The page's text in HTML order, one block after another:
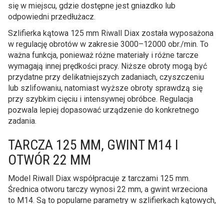
się w miejscu, gdzie dostępne jest gniazdko lub
odpowiedni przedłużacz.
Szlifierka kątowa 125 mm Riwall Diax została wyposażona
w regulację obrotów w zakresie 3000–12000 obr./min. To
ważna funkcja, ponieważ różne materiały i różne tarcze
wymagają innej prędkości pracy. Niższe obroty mogą być
przydatne przy delikatniejszych zadaniach, czyszczeniu
lub szlifowaniu, natomiast wyższe obroty sprawdzą się
przy szybkim cięciu i intensywnej obróbce. Regulacja
pozwala lepiej dopasować urządzenie do konkretnego
zadania.
TARCZA 125 MM, GWINT M14 I
OTWÓR 22 MM
Model Riwall Diax współpracuje z tarczami 125 mm.
Średnica otworu tarczy wynosi 22 mm, a gwint wrzeciona
to M14. Są to popularne parametry w szlifierkach kątowych,